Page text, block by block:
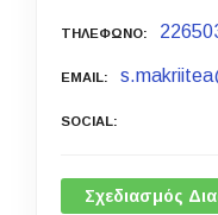
ΤΗΛΕΦΩΝΟ
EMAIL
SOCIAL
Σχεδιασμός